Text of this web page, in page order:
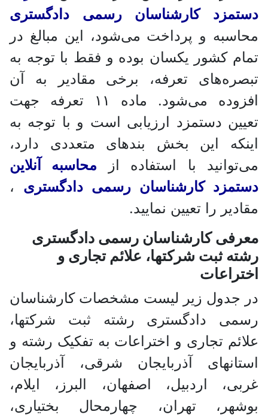
دستمزد کارشناسان رسمی دادگستری
محاسبه و پرداخت می‌شود، این مبالغ در
تمام کشور یکسان بوده و فقط با توجه به
تبصره‌های تعرفه، برخی مقادیر به آن
افزوده می‌شود. ماده ۱۱ تعرفه جهت
تعیین دستمزد ارزیابی است و با توجه به
اینکه این بخش بندهای متعددی دارد،
می‌توانید با استفاده از محاسبه آنلاین
دستمزد کارشناسان رسمی دادگستری ،
مقادیر را تعیین نمایید.
معرفی کارشناسان رسمی دادگستری
رشته ثبت شرکتها، علائم تجاری و
اختراعات
در جدول زیر لیست مشخصات کارشناسان
رسمی دادگستری رشته ثبت شرکتها،
علائم تجاری و اختراعات به تفکیک رشته و
استانهای آذربایجان شرقی، آذربایجان
غربی، اردبیل، اصفهان، البرز، ایلام،
بوشهر، تهران، چهارمحال بختیاری،